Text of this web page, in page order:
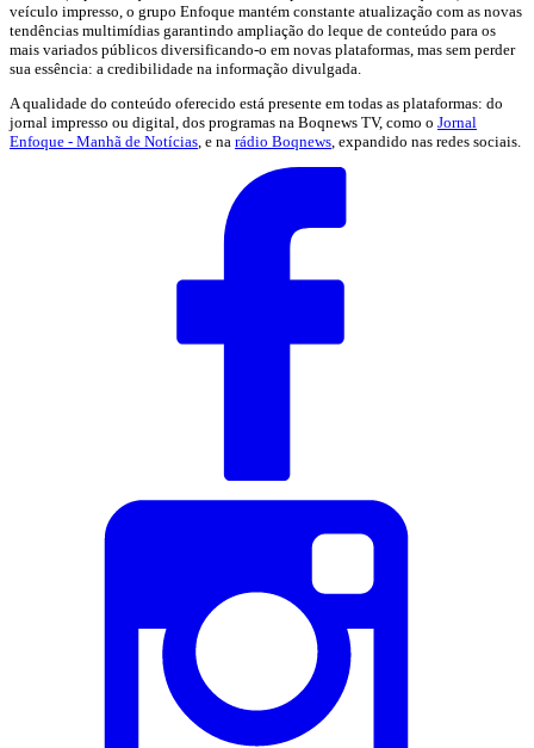
veículo impresso, o grupo Enfoque mantém constante atualização com as novas
tendências multimídias garantindo ampliação do leque de conteúdo para os
mais variados públicos diversificando-o em novas plataformas, mas sem perder
sua essência: a credibilidade na informação divulgada.
A qualidade do conteúdo oferecido está presente em todas as plataformas: do
jornal impresso ou digital, dos programas na Boqnews TV, como o Jornal
Enfoque - Manhã de Notícias, e na rádio Boqnews, expandido nas redes sociais.